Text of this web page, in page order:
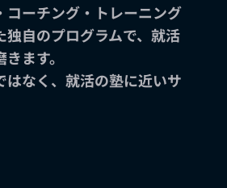
コーチング・トレーニング
独自のプログラムで、就活
ます。
はなく、就活の塾に近いサ